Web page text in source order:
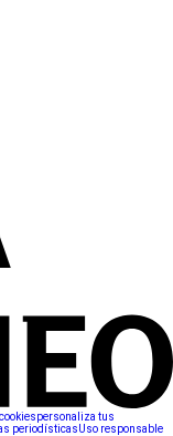
personaliza tus
periodísticasUso responsable